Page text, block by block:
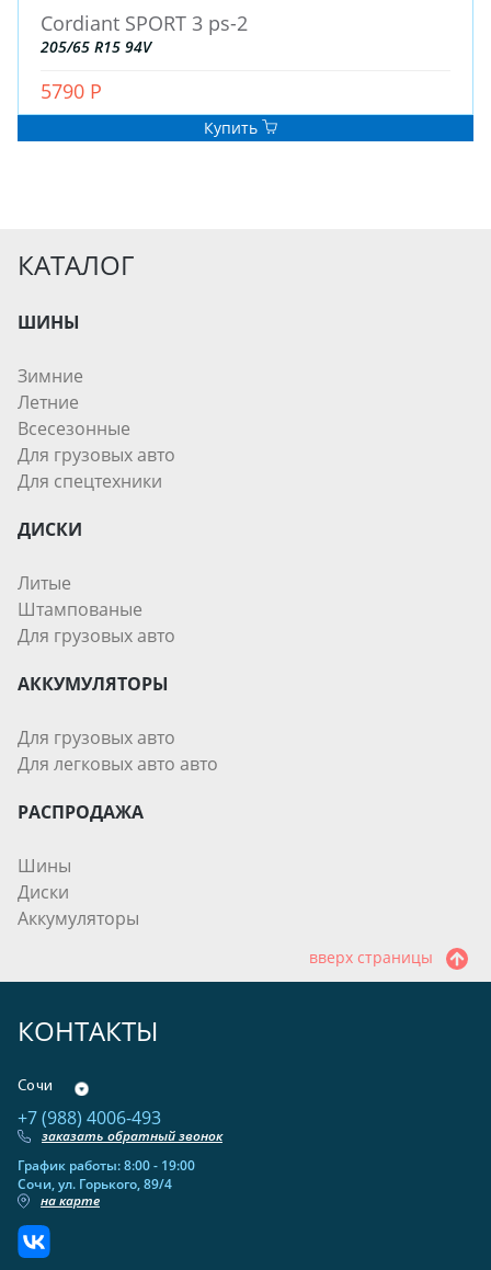
Cordiant SPORT 3 ps-2
205/65 R15 94V
5790 Р
Купить
КАТАЛОГ
ШИНЫ
Зимние
Летние
Всесезонные
Для грузовых авто
Для спецтехники
ДИСКИ
Литые
Штампованые
Для грузовых авто
АККУМУЛЯТОРЫ
Для грузовых авто
Для легковых авто авто
РАСПРОДАЖА
Шины
Диски
Аккумуляторы
вверх страницы
КОНТАКТЫ
Сочи
+7 (988) 4006-493
заказать обратный звонок
График работы: 8:00 - 19:00
Сочи, ул. Горького, 89/4
на карте